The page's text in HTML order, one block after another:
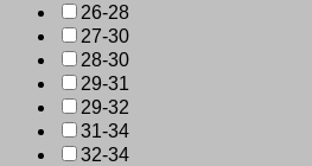
26-28
27-30
28-30
29-31
29-32
31-34
32-34